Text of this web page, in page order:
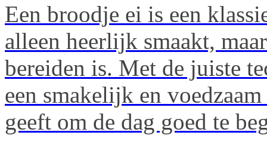
Een broodje ei is een
alleen heerlijk smaakt,
bereiden is. Met de juiste
een smakelijk en
geeft om de dag goed te